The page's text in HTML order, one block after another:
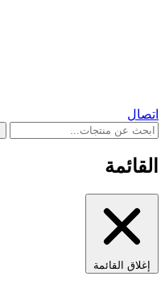
اتصال
القائمة
إغلاق القائمة